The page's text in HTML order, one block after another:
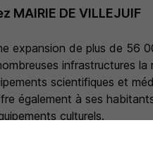
MAIRIE DE VILLEJUIF
expansion de plus de 56
infrastructures
scientifiques et
également à ses
culturels.
le dispositif de crèche